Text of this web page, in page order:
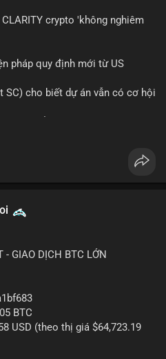
crypto 'không nghiêm
pháp quy định mới từ US
SC) cho biết dự án vẫn có cơ hội
- GIAO DỊCH BTC LỚN
BTC
USD (theo thị giá $64,723.19